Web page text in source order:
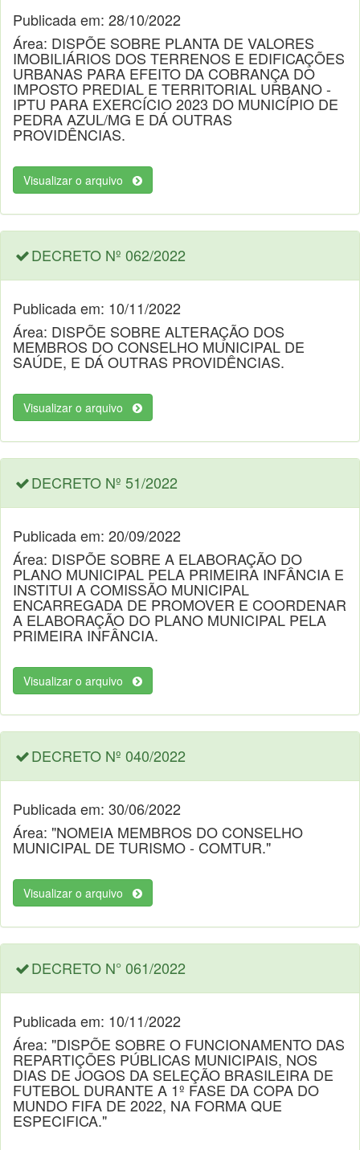
Publicada em: 28/10/2022
Área: DISPÕE SOBRE PLANTA DE VALORES
IMOBILIÁRIOS DOS TERRENOS E EDIFICAÇÕES
URBANAS PARA EFEITO DA COBRANÇA DO
IMPOSTO PREDIAL E TERRITORIAL URBANO -
IPTU PARA EXERCÍCIO 2023 DO MUNICÍPIO DE
PEDRA AZUL/MG E DÁ OUTRAS
PROVIDÊNCIAS.
Visualizar o arquivo
DECRETO Nº 062/2022
Publicada em: 10/11/2022
Área: DISPÕE SOBRE ALTERAÇÃO DOS
MEMBROS DO CONSELHO MUNICIPAL DE
SAÚDE, E DÁ OUTRAS PROVIDÊNCIAS.
Visualizar o arquivo
DECRETO Nº 51/2022
Publicada em: 20/09/2022
Área: DISPÕE SOBRE A ELABORAÇÃO DO
PLANO MUNICIPAL PELA PRIMEIRA INFÂNCIA E
INSTITUI A COMISSÃO MUNICIPAL
ENCARREGADA DE PROMOVER E COORDENAR
A ELABORAÇÃO DO PLANO MUNICIPAL PELA
PRIMEIRA INFÂNCIA.
Visualizar o arquivo
DECRETO Nº 040/2022
Publicada em: 30/06/2022
Área: "NOMEIA MEMBROS DO CONSELHO
MUNICIPAL DE TURISMO - COMTUR."
Visualizar o arquivo
DECRETO N° 061/2022
Publicada em: 10/11/2022
Área: "DISPÕE SOBRE O FUNCIONAMENTO DAS
REPARTIÇÕES PÚBLICAS MUNICIPAIS, NOS
DIAS DE JOGOS DA SELEÇÃO BRASILEIRA DE
FUTEBOL DURANTE A 1º FASE DA COPA DO
MUNDO FIFA DE 2022, NA FORMA QUE
ESPECIFICA."